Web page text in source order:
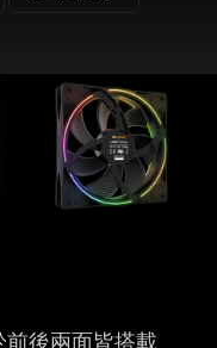
前後兩面皆搭載